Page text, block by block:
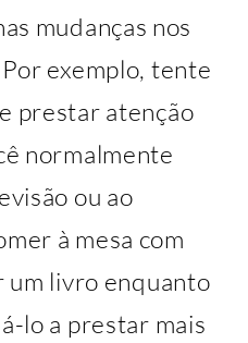
mudanças nos
exemplo, tente
prestar atenção
normalmente
ou ao
à mesa com
um livro enquanto
lo a prestar mais